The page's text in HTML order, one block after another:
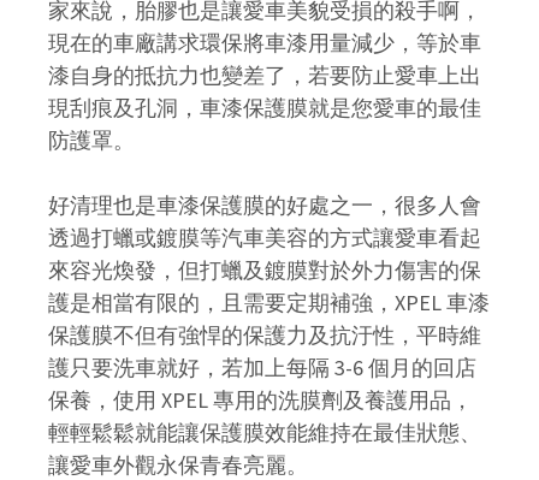
家來說，胎膠也是讓愛車美貌受損的殺手啊，
現在的車廠講求環保將車漆用量減少，等於車
漆自身的抵抗力也變差了，若要防止愛車上出
現刮痕及孔洞，車漆保護膜就是您愛車的最佳
防護罩。
好清理也是車漆保護膜的好處之一，很多人會
透過打蠟或鍍膜等汽車美容的方式讓愛車看起
來容光煥發，但打蠟及鍍膜對於外力傷害的保
護是相當有限的，且需要定期補強，XPEL 車漆
保護膜不但有強悍的保護力及抗汙性，平時維
護只要洗車就好，若加上每隔 3-6 個月的回店
保養，使用 XPEL 專用的洗膜劑及養護用品，
輕輕鬆鬆就能讓保護膜效能維持在最佳狀態、
讓愛車外觀永保青春亮麗。